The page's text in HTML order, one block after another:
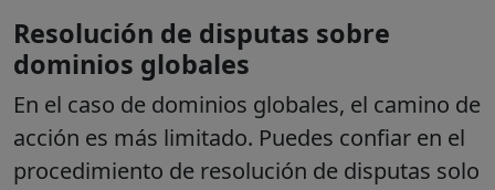
Resolución de disputas sobre
dominios globales
En el caso de dominios globales, el camino de
acción es más limitado. Puedes confiar en el
procedimiento de resolución de disputas solo